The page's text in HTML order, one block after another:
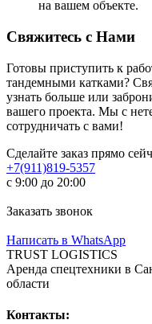
на вашем объекте.
Свяжитесь с Нами
Готовы приступить к
тандемными катками?
узнать больше или
вашего проекта. Мы с
сотрудничать с вами!
Сделайте заказ прямо
+7(911)819-5357
с 9:00 до 20:00
Заказать звонок
Написать в WhatsApp
TRUST LOGISTICS
Аренда спецтехники в
области
Контакты: